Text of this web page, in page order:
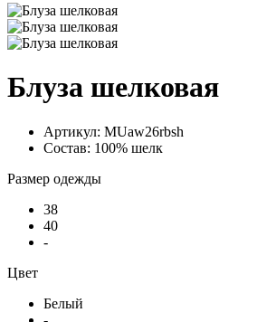
Блуза шелковая
Артикул: MUaw26rbsh
Состав: 100% шелк
Размер одежды
38
40
-
Цвет
Белый